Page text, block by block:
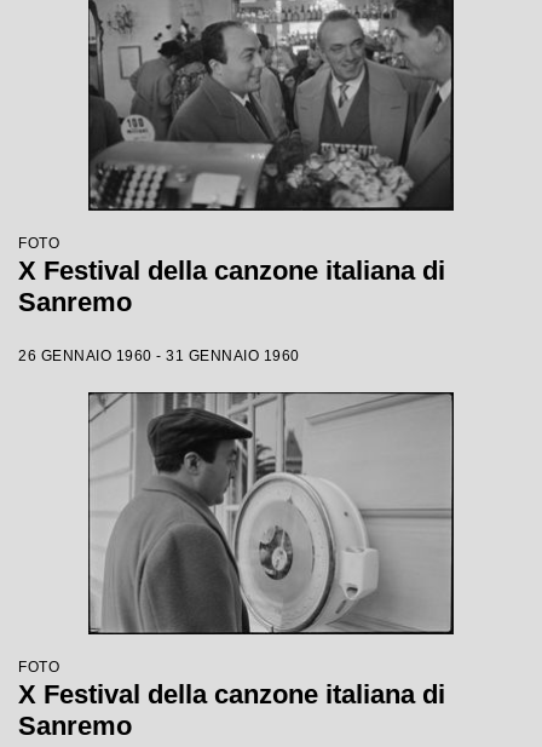
FOTO
X Festival della canzone italiana di
Sanremo
26 GENNAIO 1960 - 31 GENNAIO 1960
FOTO
X Festival della canzone italiana di
Sanremo